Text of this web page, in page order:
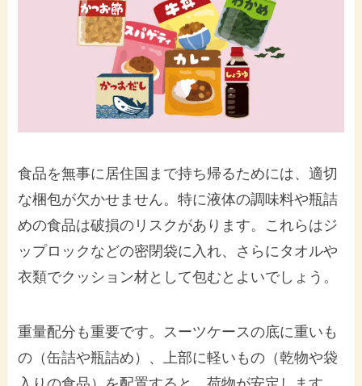
食品を無事に居住国まで持ち帰るためには、適切
な梱包が欠かせません。特に液体の調味料や瓶詰
めの食品は破損のリスクがあります。これらはジ
ップロックなどの密閉袋に入れ、さらにタオルや
衣類でクッション材として包むとよいでしょう。
重量配分も重要です。スーツケースの底に重いも
の（缶詰や瓶詰め）、上部に軽いもの（乾物や袋